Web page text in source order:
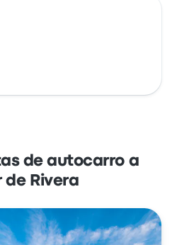
de autocarro a
de Rivera